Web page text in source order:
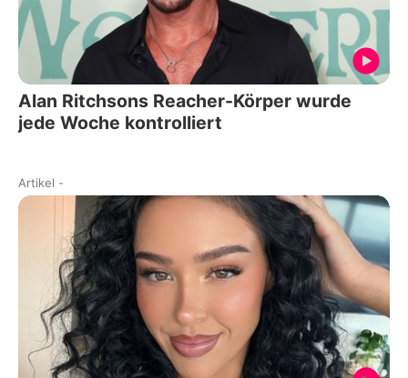
Alan Ritchsons Reacher-Körper wurde
jede Woche kontrolliert
Artikel -